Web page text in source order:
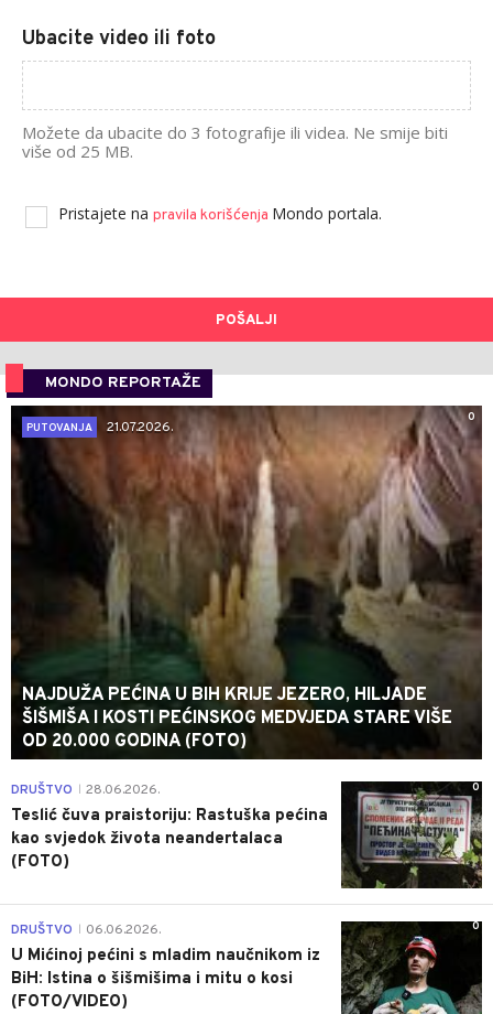
Ubacite video ili foto
Možete da ubacite do 3 fotografije ili videa. Ne smije biti
više od 25 MB.
Pristajete na pravila korišćenja Mondo portala.
POŠALJI
MONDO REPORTAŽE
0
PUTOVANJA
21.07.2026.
NAJDUŽA PEĆINA U BIH KRIJE JEZERO, HILJADE
ŠIŠMIŠA I KOSTI PEĆINSKOG MEDVJEDA STARE VIŠE
OD 20.000 GODINA (FOTO)
0
DRUŠTVO 28.06.2026.
Teslić čuva praistoriju: Rastuška pećina
kao svjedok života neandertalaca
(FOTO)
0
DRUŠTVO 06.06.2026.
U Mićinoj pećini s mladim naučnikom iz
BiH: Istina o šišmišima i mitu o kosi
(FOTO/VIDEO)